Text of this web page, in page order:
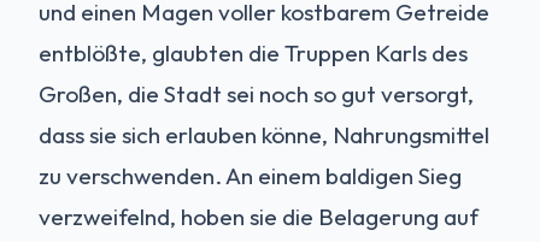
und einen Magen voller kostbarem Getreide
entblößte, glaubten die Truppen Karls des
Großen, die Stadt sei noch so gut versorgt,
dass sie sich erlauben könne, Nahrungsmittel
zu verschwenden. An einem baldigen Sieg
verzweifelnd, hoben sie die Belagerung auf